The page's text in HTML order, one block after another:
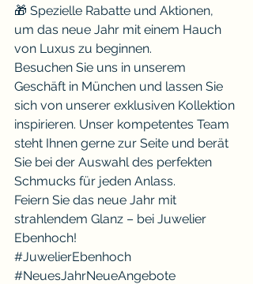
🎁 Spezielle Rabatte und Aktionen,
um das neue Jahr mit einem Hauch
von Luxus zu beginnen.
Besuchen Sie uns in unserem
Geschäft in München und lassen Sie
sich von unserer exklusiven Kollektion
inspirieren. Unser kompetentes Team
steht Ihnen gerne zur Seite und berät
Sie bei der Auswahl des perfekten
Schmucks für jeden Anlass.
Feiern Sie das neue Jahr mit
strahlendem Glanz – bei Juwelier
Ebenhoch!
#JuwelierEbenhoch
#NeuesJahrNeueAngebote